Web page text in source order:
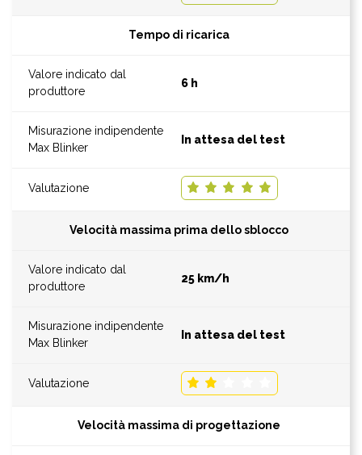
Tempo di ricarica
6 h
In attesa del test
Velocità massima prima dello sblocco
25 km/h
In attesa del test
Velocità massima di progettazione